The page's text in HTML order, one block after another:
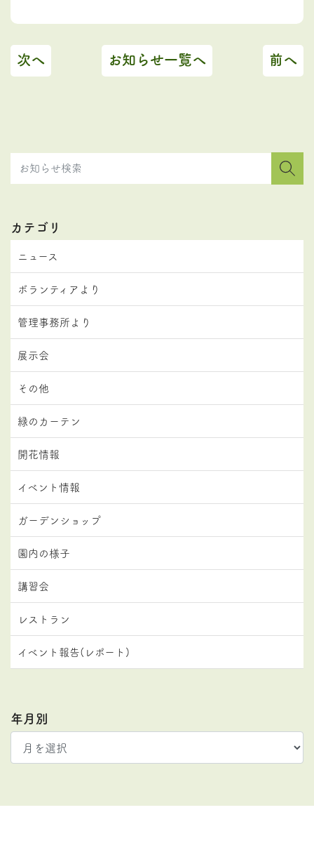
次へ お知らせ一覧へ 前へ
カテゴリ
ニュース
ボランティアより
管理事務所より
展示会
その他
緑のカーテン
開花情報
イベント情報
ガーデンショップ
園内の様子
講習会
レストラン
イベント報告(レポート)
年月別